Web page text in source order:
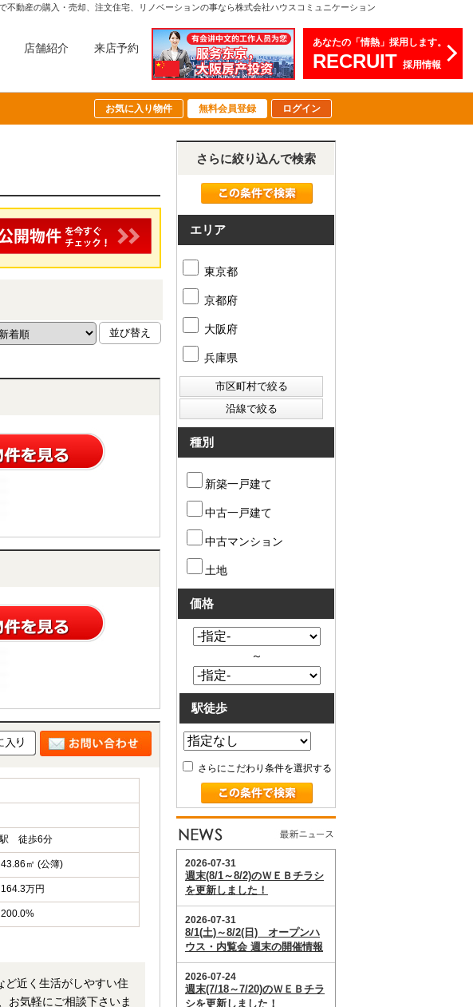
不動産の購入・売却、注文住宅、リノベーションの事なら株式会社ハウスコミュニケーション
店舗紹介 来店予約 あなたの「情熱」採用します。
RECRUIT 採用情報
お気に入り物件 無料会員登録 ログイン
駅 徒歩6分
43.86㎡ (公簿)
164.3万円
200.0%
近く生活がしやすい住
さらに絞り込んで検索
エリア
東京都
京都府
大阪府
兵庫県
種別
新築一戸建て
中古一戸建て
中古マンション
土地
価格
～
駅徒歩
さらにこだわり条件を選択する